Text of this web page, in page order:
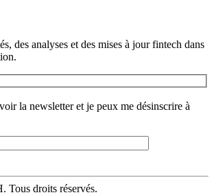
des analyses et des mises à jour fintech dans
la newsletter et je peux me désinscrire à
droits réservés.